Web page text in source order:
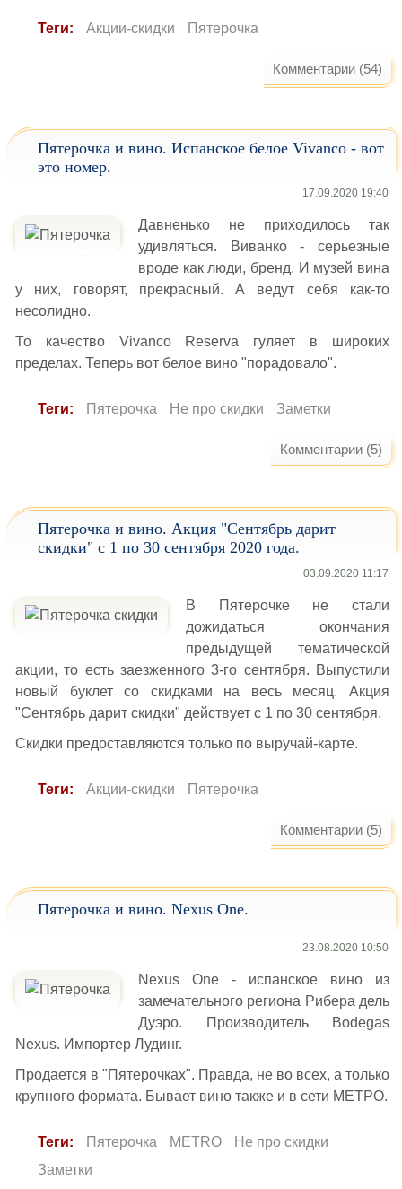
Теги: Акции-скидки Пятерочка
Комментарии (54)
Пятерочка и вино. Испанское белое Vivanco - вот
это номер.
17.09.2020 19:40
Давненько не приходилось так
удивляться. Виванко - серьезные
вроде как люди, бренд. И музей вина
у них, говорят, прекрасный. А ведут себя как-то
несолидно.
То качество Vivanco Reserva гуляет в широких
пределах. Теперь вот белое вино "порадовало".
Теги: Пятерочка Не про скидки Заметки
Комментарии (5)
Пятерочка и вино. Акция "Сентябрь дарит
скидки" с 1 по 30 сентября 2020 года.
03.09.2020 11:17
В Пятерочке не стали
дожидаться окончания
предыдущей тематической
акции, то есть заезженного 3-го сентября. Выпустили
новый буклет со скидками на весь месяц. Акция
"Сентябрь дарит скидки" действует с 1 по 30 сентября.
Скидки предоставляются только по выручай-карте.
Теги: Акции-скидки Пятерочка
Комментарии (5)
Пятерочка и вино. Nexus One.
23.08.2020 10:50
Nexus One - испанское вино из
замечательного региона Рибера дель
Дуэро. Производитель Bodegas
Nexus. Импортер Лудинг.
Продается в "Пятерочках". Правда, не во всех, а только
крупного формата. Бывает вино также и в сети МЕТРО.
Теги: Пятерочка METRO
Не про скидки
Заметки